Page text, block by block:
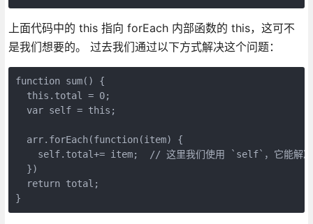
上面代码中的 this 指向 forEach 内部函数的 this，这可不
是我们想要的。 过去我们通过以下方式解决这个问题：
function sum() {
  this.total = 0;
  var self = this;
  arr.forEach(function(item) {
self.total+= item;  // 这里我们使用 `self`，它能解决
  })
  return total;
}